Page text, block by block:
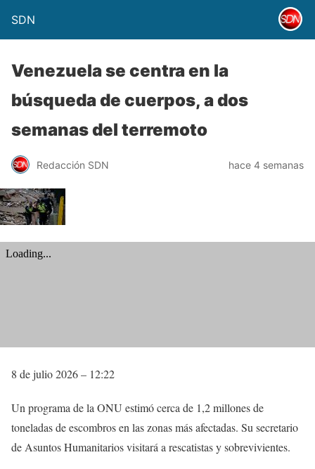
SDN
Venezuela se centra en la
búsqueda de cuerpos, a dos
semanas del terremoto
Redacción SDN hace 4 semanas
8 de julio 2026 – 12:22
Un programa de la ONU estimó cerca de 1,2 millones de
toneladas de escombros en las zonas más afectadas. Su secretario
de Asuntos Humanitarios visitará a rescatistas y sobrevivientes.